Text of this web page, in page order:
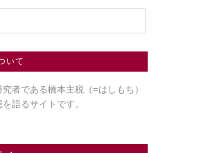
いて
者である橋本主税（=はしもち）
語るサイトです。